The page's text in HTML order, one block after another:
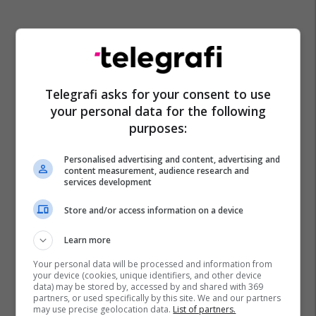
Telegrafi asks for your consent to use
your personal data for the following
purposes:
Personalised advertising and content, advertising and
content measurement, audience research and
services development
Store and/or access information on a device
Learn more
Your personal data will be processed and information from
your device (cookies, unique identifiers, and other device
data) may be stored by, accessed by and shared with 369
partners, or used specifically by this site. We and our partners
may use precise geolocation data. List of partners.